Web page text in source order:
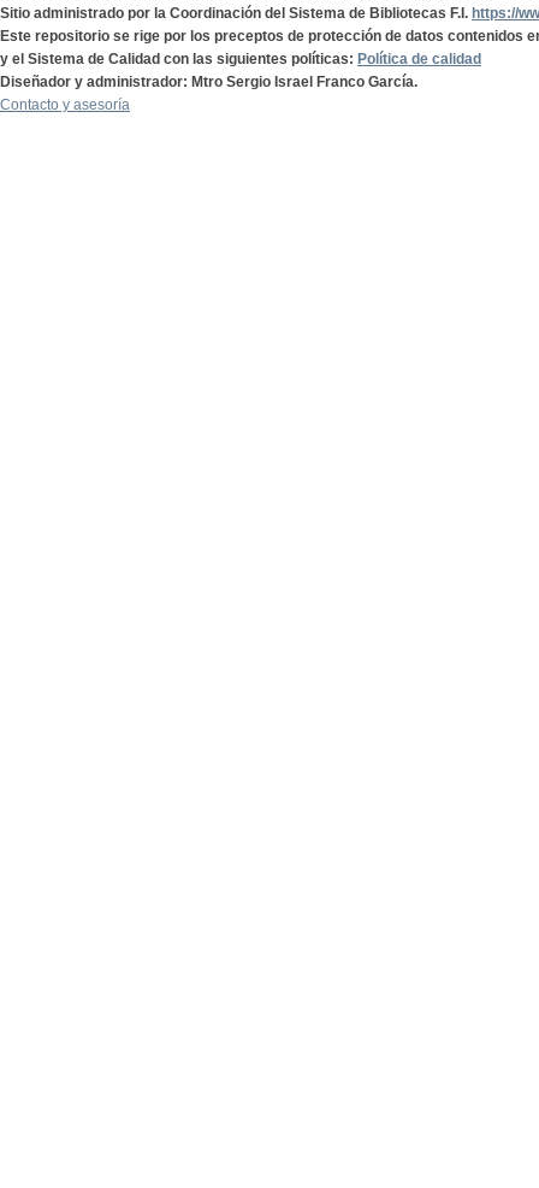
Sitio administrado por la Coordinación del Sistema de Bibliotecas F.I. https://
Este repositorio se rige por los preceptos de protección de datos contenidos
y el Sistema de Calidad con las siguientes políticas: Política de calidad
Diseñador y administrador: Mtro Sergio Israel Franco García.
Contacto y asesoría